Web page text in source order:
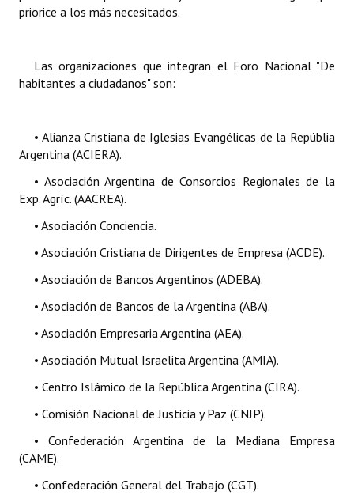
priorice a los más necesitados.
Las organizaciones que integran el Foro Nacional"De
habitantes a ciudadanos"son:
• Alianza Cristiana de Iglesias Evangélicas de la Repúblia
Argentina (ACIERA).
• Asociación Argentina de Consorcios Regionales de la
Exp. Agríc. (AACREA).
• Asociación Conciencia.
• Asociación Cristiana de Dirigentes de Empresa (ACDE).
• Asociación de Bancos Argentinos (ADEBA).
• Asociación de Bancos de la Argentina (ABA).
• Asociación Empresaria Argentina (AEA).
• Asociación Mutual Israelita Argentina (AMIA).
• Centro Islámico de la República Argentina (CIRA).
• Comisión Nacional de Justicia y Paz (CNJP).
• Confederación Argentina de la Mediana Empresa
(CAME).
• Confederación General del Trabajo (CGT).